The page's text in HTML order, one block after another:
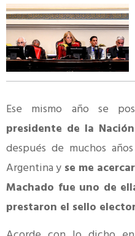
Ese mismo año se
presidente de la Nación
después de muchos
Argentina y se me
Machado fue uno de
prestaron el sello